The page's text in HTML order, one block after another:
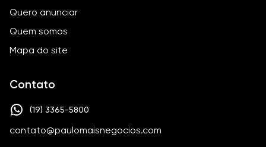
Quero anunciar
Quem somos
Mapa do site
Contato
(19) 3365-5800
contato@paulomaisnegocios.com